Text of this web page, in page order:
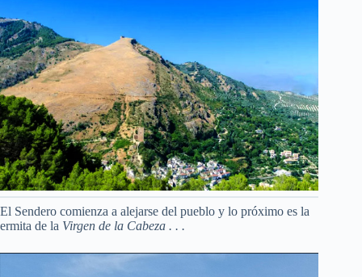
El Sendero comienza a alejarse del pueblo y lo próximo es la
ermita de la Virgen de la Cabeza . . .